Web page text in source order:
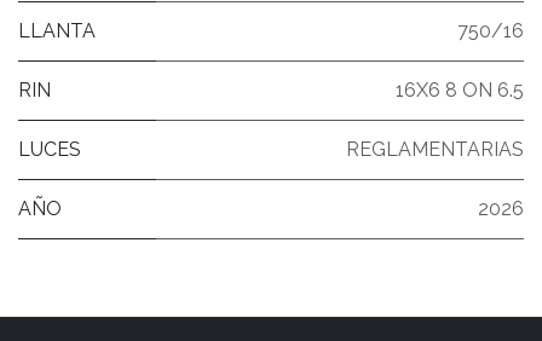
LLANTA 750/16
RIN 16X6 8 ON 6.5
LUCES REGLAMENTARIAS
AÑO 2026